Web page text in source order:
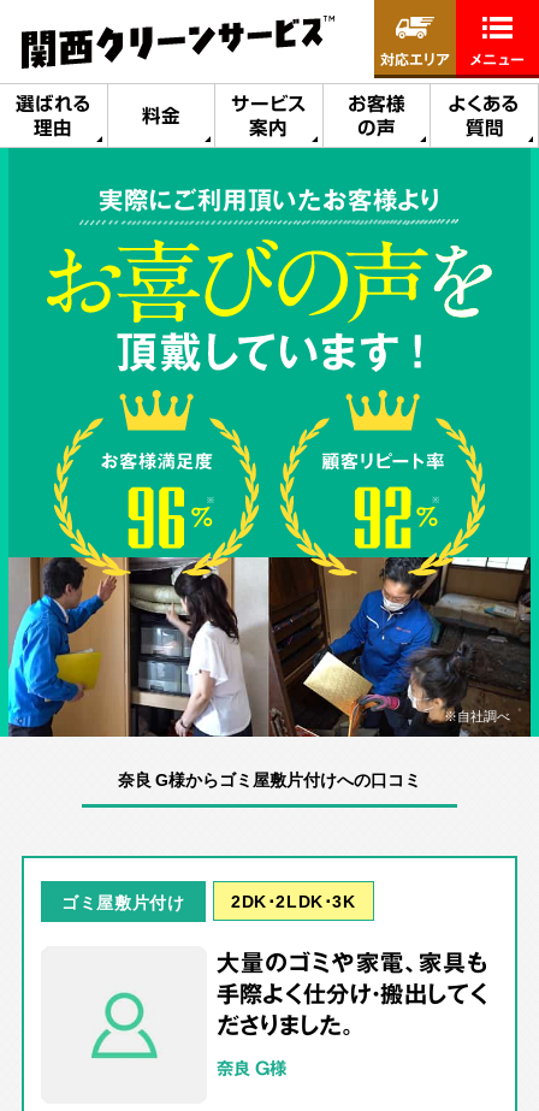
選ばれる
理由
料金
サービス
案内
お客様
の声
よくある
質問
対応エリア メニュー
実際にご利用頂いたお客様より
※自社調べ
奈良 G様からゴミ屋敷片付けへの口コミ
ゴミ屋敷片付け 2DK･2LDK･3K
大量のゴミや家電、家具も
手際よく仕分け・搬出してく
ださりました。
奈良 G様